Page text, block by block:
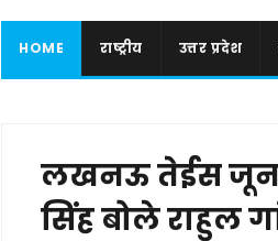
HOME राष्ट्रीय उत्तर प्रदेश
लखनऊ तेईस जून
सिंह बोले राहुल